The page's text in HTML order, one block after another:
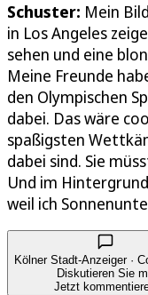
Schuster: Mein
in Los Angeles
sehen und eine
Meine Freunde
den Olympischen
dabei. Das wäre
spaßigsten
dabei sind. Sie
Und im
weil ich
Kölner Stadt-Anzeiger ·
Diskutieren Sie
Jetzt